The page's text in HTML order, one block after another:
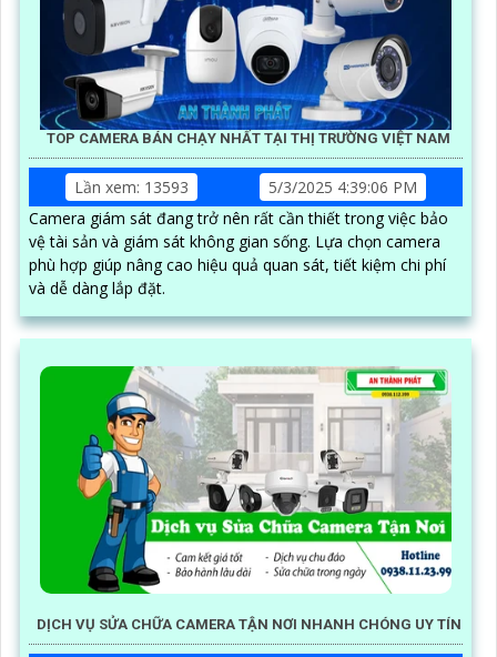
TOP CAMERA BÁN CHẠY NHẤT TẠI THỊ TRƯỜNG VIỆT NAM
Lần xem: 13593
5/3/2025 4:39:06 PM
Camera giám sát đang trở nên rất cần thiết trong việc bảo
vệ tài sản và giám sát không gian sống. Lựa chọn camera
phù hợp giúp nâng cao hiệu quả quan sát, tiết kiệm chi phí
và dễ dàng lắp đặt.
DỊCH VỤ SỬA CHỮA CAMERA TẬN NƠI NHANH CHÓNG UY TÍN